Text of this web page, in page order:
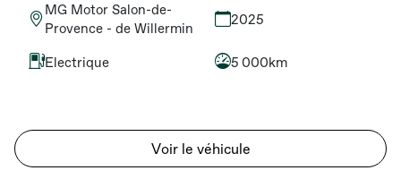
MG Motor Salon-de-
Provence - de Willermin
2025
Electrique 5 000km
Voir le véhicule